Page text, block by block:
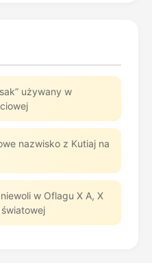
używany w
nazwisko z Kutiaj na
w Oflagu X A, X